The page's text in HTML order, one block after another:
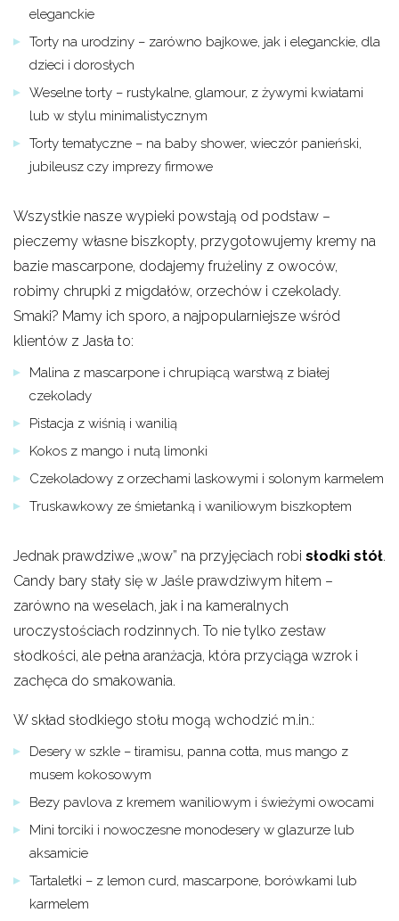
eleganckie
Torty na urodziny – zarówno bajkowe, jak i eleganckie, dla
dzieci i dorosłych
Weselne torty – rustykalne, glamour, z żywymi kwiatami
lub w stylu minimalistycznym
Torty tematyczne – na baby shower, wieczór panieński,
jubileusz czy imprezy firmowe
Wszystkie nasze wypieki powstają od podstaw –
pieczemy własne biszkopty, przygotowujemy kremy na
bazie mascarpone, dodajemy frużeliny z owoców,
robimy chrupki z migdałów, orzechów i czekolady.
Smaki? Mamy ich sporo, a najpopularniejsze wśród
klientów z Jasła to:
Malina z mascarpone i chrupiącą warstwą z białej
czekolady
Pistacja z wiśnią i wanilią
Kokos z mango i nutą limonki
Czekoladowy z orzechami laskowymi i solonym karmelem
Truskawkowy ze śmietanką i waniliowym biszkoptem
Jednak prawdziwe „wow” na przyjęciach robi słodki stół.
Candy bary stały się w Jaśle prawdziwym hitem –
zarówno na weselach, jak i na kameralnych
uroczystościach rodzinnych. To nie tylko zestaw
słodkości, ale pełna aranżacja, która przyciąga wzrok i
zachęca do smakowania.
W skład słodkiego stołu mogą wchodzić m.in.:
Desery w szkle – tiramisu, panna cotta, mus mango z
musem kokosowym
Bezy pavlova z kremem waniliowym i świeżymi owocami
Mini torciki i nowoczesne monodesery w glazurze lub
aksamicie
Tartaletki – z lemon curd, mascarpone, borówkami lub
karmelem